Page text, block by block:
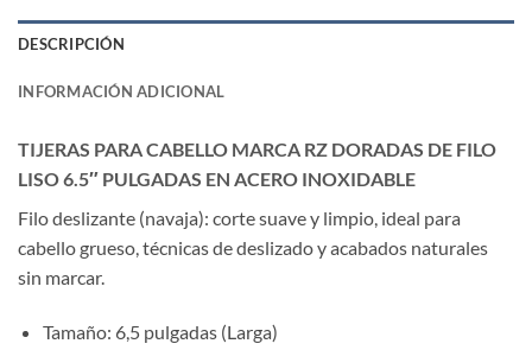
DESCRIPCIÓN
INFORMACIÓN ADICIONAL
TIJERAS PARA CABELLO MARCA RZ DORADAS DE FILO
LISO 6.5″ PULGADAS EN ACERO INOXIDABLE
Filo deslizante (navaja): corte suave y limpio, ideal para
cabello grueso, técnicas de deslizado y acabados naturales
sin marcar.
Tamaño: 6,5 pulgadas (Larga)